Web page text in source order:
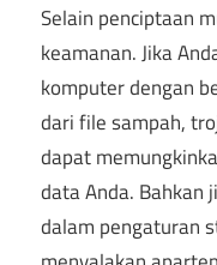
Selain penciptaan
keamanan. Jika
komputer dengan
dari file sampah,
dapat
data Anda. Bahkan
dalam pengaturan